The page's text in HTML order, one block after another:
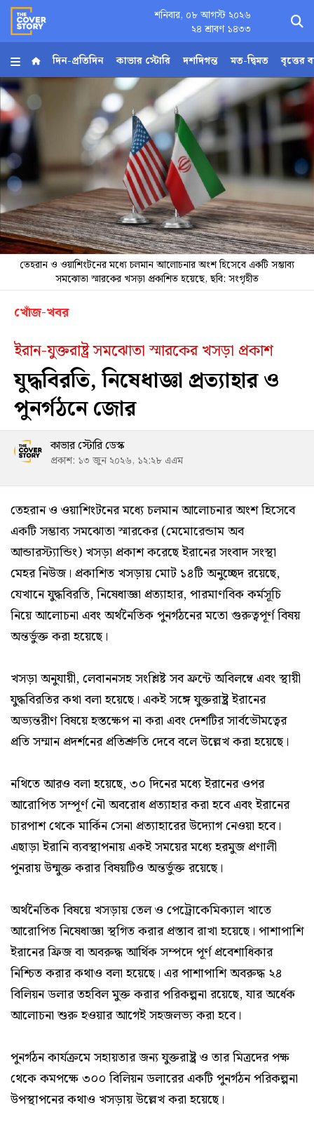
শনিবার, ০৮ আগস্ট ২০২৬
২৪ শ্রাবণ ১৪৩৩
হোম
আর্কাইভ
কনভার্টার
Follow
Us
দিন-প্রতিদিন কাভার স্টোরি দশদিগন্ত মত-দ্বিমত বৃত্তের
তেহরান ও ওয়াশিংটনের মধ্যে চলমান আলোচনার অংশ হিসেবে একটি সম্ভাব্য
সমঝোতা স্মারকের খসড়া প্রকাশিত হয়েছে, ছবি: সংগৃহীত
খোঁজ-খবর
ইরান-যুক্তরাষ্ট্র সমঝোতা স্মারকের খসড়া প্রকাশ
যুদ্ধবিরতি, নিষেধাজ্ঞা প্রত্যাহার ও
পুনর্গঠনে জোর
কাভার স্টোরি ডেস্ক
প্রকাশ: ১৩ জুন ২০২৬, ১২:২৮ এএম
তেহরান ও ওয়াশিংটনের মধ্যে চলমান আলোচনার অংশ হিসেবে
একটি সম্ভাব্য সমঝোতা স্মারকের (মেমোরেন্ডাম অব
আন্ডারস্ট্যান্ডিং) খসড়া প্রকাশ করেছে ইরানের সংবাদ সংস্থা
মেহর নিউজ। প্রকাশিত খসড়ায় মোট ১৪টি অনুচ্ছেদ রয়েছে,
যেখানে যুদ্ধবিরতি, নিষেধাজ্ঞা প্রত্যাহার, পারমাণবিক কর্মসূচি
নিয়ে আলোচনা এবং অর্থনৈতিক পুনর্গঠনের মতো গুরুত্বপূর্ণ বিষয়
অন্তর্ভুক্ত করা হয়েছে।
খসড়া অনুযায়ী, লেবাননসহ সংশ্লিষ্ট সব ফ্রন্টে অবিলম্বে এবং স্থায়ী
যুদ্ধবিরতির কথা বলা হয়েছে। একই সঙ্গে যুক্তরাষ্ট্র ইরানের
অভ্যন্তরীণ বিষয়ে হস্তক্ষেপ না করা এবং দেশটির সার্বভৌমত্বের
প্রতি সম্মান প্রদর্শনের প্রতিশ্রুতি দেবে বলে উল্লেখ করা হয়েছে।
নথিতে আরও বলা হয়েছে, ৩০ দিনের মধ্যে ইরানের ওপর
আরোপিত সম্পূর্ণ নৌ অবরোধ প্রত্যাহার করা হবে এবং ইরানের
চারপাশ থেকে মার্কিন সেনা প্রত্যাহারের উদ্যোগ নেওয়া হবে।
এছাড়া ইরানি ব্যবস্থাপনায় একই সময়ের মধ্যে হরমুজ প্রণালী
পুনরায় উন্মুক্ত করার বিষয়টিও অন্তর্ভুক্ত রয়েছে।
অর্থনৈতিক বিষয়ে খসড়ায় তেল ও পেট্রোকেমিক্যাল খাতে
আরোপিত নিষেধাজ্ঞা স্থগিত করার প্রস্তাব রাখা হয়েছে। পাশাপাশি
ইরানের ফ্রিজ বা অবরুদ্ধ আর্থিক সম্পদে পূর্ণ প্রবেশাধিকার
নিশ্চিত করার কথাও বলা হয়েছে। এর পাশাপাশি অবরুদ্ধ ২৪
বিলিয়ন ডলার তহবিল মুক্ত করার পরিকল্পনা রয়েছে, যার অর্ধেক
আলোচনা শুরু হওয়ার আগেই সহজলভ্য করা হবে।
পুনর্গঠন কার্যক্রমে সহায়তার জন্য যুক্তরাষ্ট্র ও তার মিত্রদের পক্ষ
থেকে কমপক্ষে ৩০০ বিলিয়ন ডলারের একটি পুনর্গঠন পরিকল্পনা
উপস্থাপনের কথাও খসড়ায় উল্লেখ করা হয়েছে।